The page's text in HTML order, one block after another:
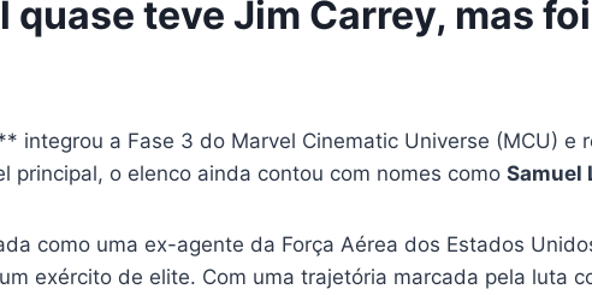
quase teve Jim Carrey, mas
integrou a Fase 3 do Marvel Cinematic Universe (MCU) e
principal, o elenco ainda contou com nomes como Samuel
como uma ex-agente da Força Aérea dos Estados
exército de elite. Com uma trajetória marcada pela luta